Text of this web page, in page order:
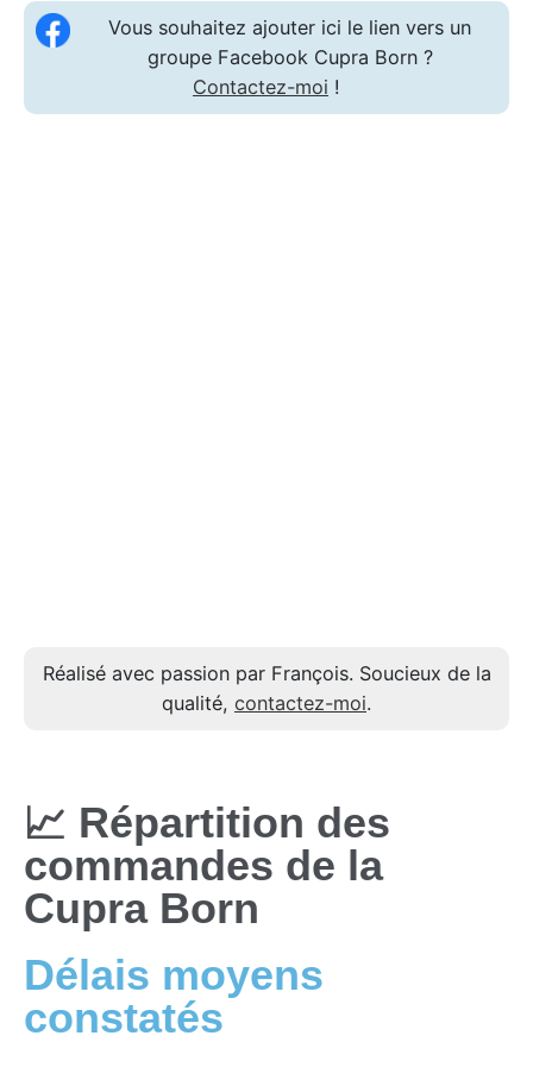
Vous souhaitez ajouter ici le lien vers un
groupe Facebook Cupra Born ?
Contactez-moi !
Réalisé avec passion par François. Soucieux de la
qualité, contactez-moi.
📈 Répartition des
commandes de la
Cupra Born
Délais moyens
constatés